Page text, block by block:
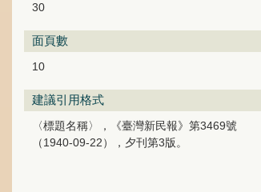
30
面頁數
10
建議引用格式
〈標題名稱〉，《臺灣新民報》第3469號
（1940-09-22），夕刊第3版。